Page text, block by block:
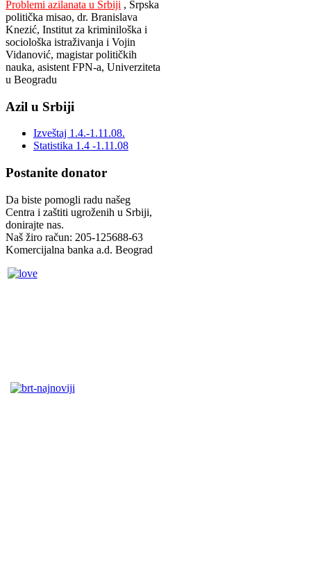
Problemi azilanata u Srbiji , Srpska
politička misao, dr. Branislava
Knezić, Institut za kriminiloška i
sociološka istraživanja i Vojin
Vidanović, magistar političkih
nauka, asistent FPN-a, Univerziteta
u Beogradu
Azil u Srbiji
Izveštaj 1.4.-1.11.08.
Statistika 1.4 -1.11.08
Postanite donator
Da biste pomogli radu našeg
Centra i zaštiti ugroženih u Srbiji,
donirajte nas.
Naš žiro račun: 205-125688-63
Komercijalna banka a.d. Beograd